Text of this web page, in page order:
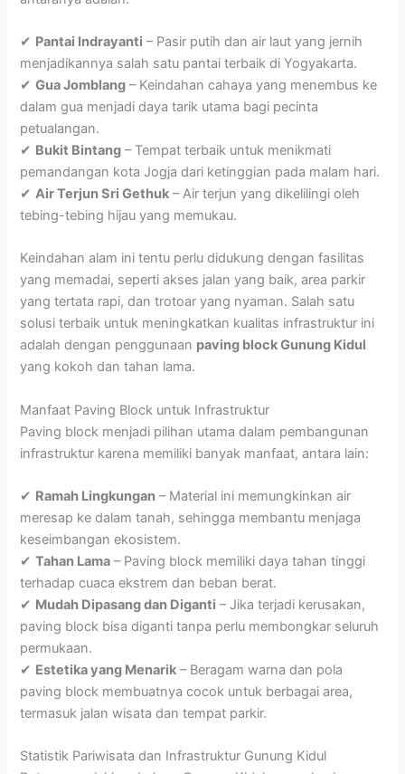
✔ Pantai Indrayanti – Pasir putih dan air laut yang jernih
menjadikannya salah satu pantai terbaik di Yogyakarta.
✔Gua Jomblang – Keindahan cahaya yang menembus ke
dalam gua menjadi daya tarik utama bagi pecinta
petualangan.
✔ Bukit Bintang – Tempat terbaik untuk menikmati
pemandangan kota Jogja dari ketinggian pada malam hari.
✔Air Terjun Sri Gethuk – Air terjun yang dikelilingi oleh
tebing-tebing hijau yang memukau.
Keindahan alam ini tentu perlu didukung dengan fasilitas
yang memadai, seperti akses jalan yang baik, area parkir
yang tertata rapi, dan trotoar yang nyaman. Salah satu
solusi terbaik untuk meningkatkan kualitas infrastruktur ini
adalah dengan penggunaan paving block Gunung Kidul
yang kokoh dan tahan lama.
Manfaat Paving Block untuk Infrastruktur
Paving block menjadi pilihan utama dalam pembangunan
infrastruktur karena memiliki banyak manfaat, antara lain:
✔ Ramah Lingkungan – Material ini memungkinkan air
meresap ke dalam tanah, sehingga membantu menjaga
keseimbangan ekosistem.
✔Tahan Lama – Paving block memiliki daya tahan tinggi
terhadap cuaca ekstrem dan beban berat.
✔ Mudah Dipasang dan Diganti – Jika terjadi kerusakan,
paving block bisa diganti tanpa perlu membongkar seluruh
permukaan.
✔ Estetika yang Menarik – Beragam warna dan pola
paving block membuatnya cocok untuk berbagai area,
termasuk jalan wisata dan tempat parkir.
Statistik Pariwisata dan Infrastruktur Gunung Kidul